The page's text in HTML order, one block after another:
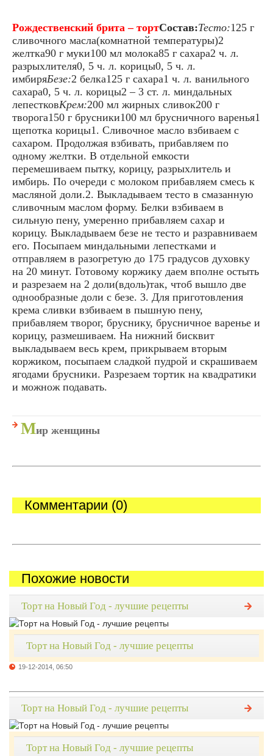
Рождественский брита – тортСостав:Тесто:125 г
сливочного масла(комнатной температуры)2
желтка90 г муки100 мл молока85 г сахара2 ч. л.
разрыхлителя0, 5 ч. л. корицы0, 5 ч. л.
имбиряБезе:2 белка125 г сахара1 ч. л. ванильного
сахара0, 5 ч. л. корицы2 – 3 ст. л. миндальных
лепестковКрем:200 мл жирных сливок200 г
творога150 г брусники100 мл брусничного варенья1
щепотка корицы1. Сливочное масло взбиваем с
сахаром. Продолжая взбивать, прибавляем по
одному желтки. В отдельной емкости
перемешиваем пытку, корицу, разрыхлитель и
имбирь. По очереди с молоком прибавляем смесь к
масляной доли.2. Выкладываем тесто в смазанную
сливочным маслом форму. Белки взбиваем в
сильную пену, умеренно прибавляем сахар и
корицу. Выкладываем безе не тесто и разравниваем
его. Посыпаем миндальными лепестками и
отправляем в разогретую до 175 градусов духовку
на 20 минут. Готовому коржику даем вполне остыть
и разрезаем на 2 доли(вдоль)так, чтоб вышло две
однообразные доли с безе. 3. Для приготовления
крема сливки взбиваем в пышную пену,
прибавляем творог, бруснику, брусничное варенье и
корицу, размешиваем. На нижний бисквит
выкладываем весь крем, прикрываем вторым
коржиком, посыпаем сладкой пудрой и скрашиваем
ягодами брусники. Разрезаем тортик на квадратики
и можнож подавать.
Мир женщины
Комментарии (0)
Похожие новости
Торт на Новый Год - лучшие рецепты
Торт на Новый Год - лучшие рецепты
19-12-2014, 06:50
Торт на Новый Год - лучшие рецепты
Торт на Новый Год - лучшие рецепты